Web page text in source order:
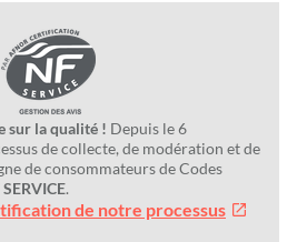
sur la qualité ! Depuis le 6
de collecte, de modération et de
de consommateurs de Codes
.
de notre processus